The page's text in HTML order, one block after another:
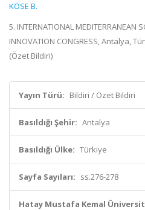
KÖSE B.
5. INTERNATIONAL MEDITERRANEAN
INNOVATION CONGRESS, Antalya,
(Özet Bildiri)
Yayın Türü: Bildiri / Özet Bildiri
Basıldığı Şehir: Antalya
Basıldığı Ülke: Türkiye
Sayfa Sayıları: ss.276-278
Hatay Mustafa Kemal